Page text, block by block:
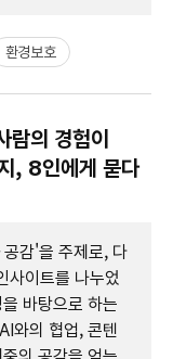
환경보호
의 경험이
, 8인에게 묻다
감'을 주제로, 다
사이트를 나누었
바탕으로 하는
와의 협업, 콘텐